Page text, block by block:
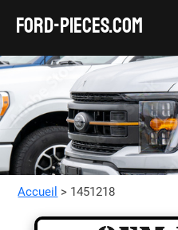
FORD-pieces.com
Accueil > 1451218